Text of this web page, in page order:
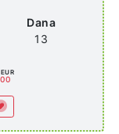
Dana
13
EUR
,00